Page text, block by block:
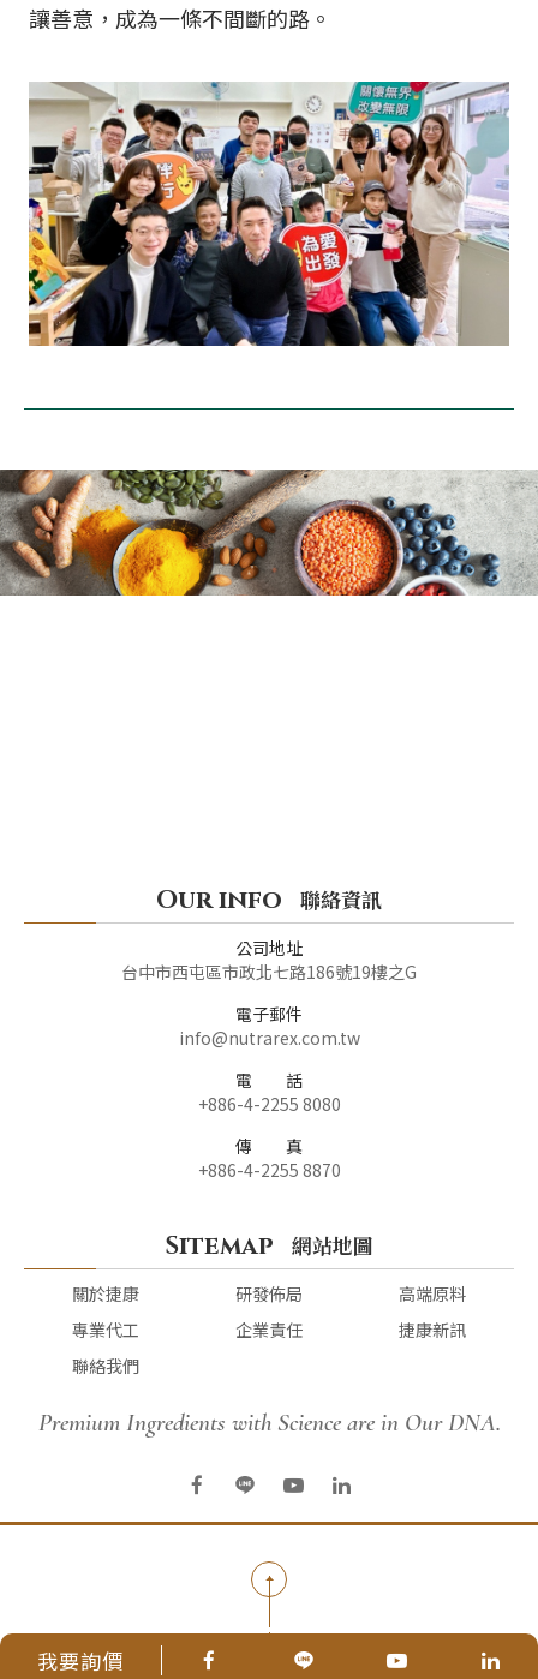
讓善意，成為一條不間斷的路。
Premium Ingredients with Science are in Our DNA.
Our info 聯絡資訊
公司地址
台中市西屯區市政北七路186號19樓之G
電子郵件
info@nutrarex.com.tw
電 話
+886-4-2255 8080
傳 真
+886-4-2255 8870
Sitemap 網站地圖
關於捷康 研發佈局
高端原料
專業代工
企業責任
捷康新訊
聯絡我們
我要詢價